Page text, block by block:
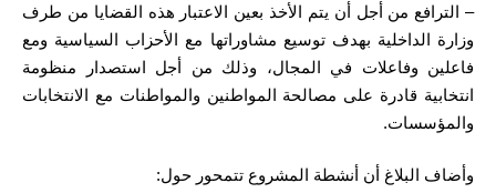
– الترافع من أجل أن يتم الأخذ بعين الاعتبار هذه القضايا من طرف
وزارة الداخلية بهدف توسيع مشاوراتها مع الأحزاب السياسية ومع
فاعلين وفاعلات في المجال، وذلك من أجل استصدار منظومة
انتخابية قادرة على مصالحة المواطنين والمواطنات مع الانتخابات
والمؤسسات.
وأضاف البلاغ أن أنشطة المشروع تتمحور حول: